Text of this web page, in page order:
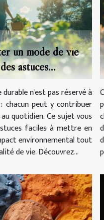
un mode de vie
astuces
?
n'est pas réservé à
chacun peut y contribuer
quotidien. Ce sujet vous
faciles à mettre en
environnemental tout
de vie. Découvrez...